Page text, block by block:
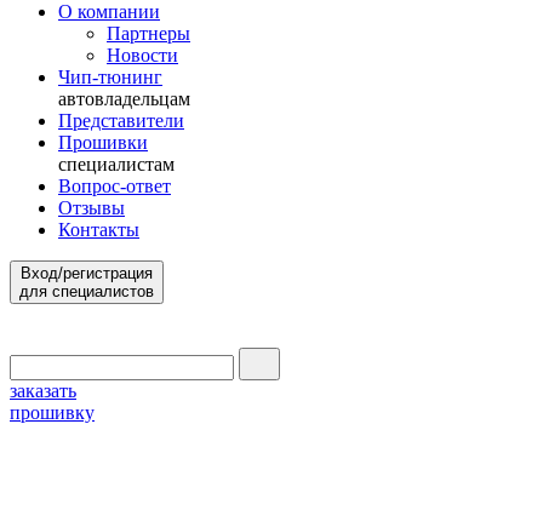
О компании
Партнеры
Новости
Чип-тюнинг
автовладельцам
Представители
Прошивки
специалистам
Вопрос-ответ
Отзывы
Контакты
Вход/регистрация
для специалистов
заказать
прошивку